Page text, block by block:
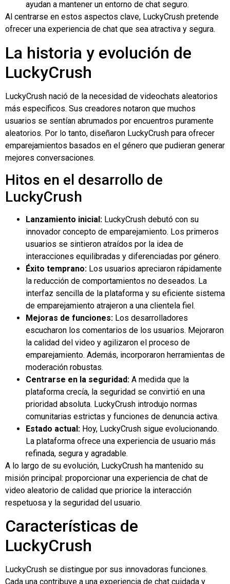
ayudan a mantener un entorno de chat seguro.
Al centrarse en estos aspectos clave, LuckyCrush pretende
ofrecer una experiencia de chat que sea atractiva y segura.
La historia y evolución de
LuckyCrush
LuckyCrush nació de la necesidad de videochats aleatorios
más específicos. Sus creadores notaron que muchos
usuarios se sentían abrumados por encuentros puramente
aleatorios. Por lo tanto, diseñaron LuckyCrush para ofrecer
emparejamientos basados en el género que pudieran generar
mejores conversaciones.
Hitos en el desarrollo de
LuckyCrush
Lanzamiento inicial: LuckyCrush debutó con su
innovador concepto de emparejamiento. Los primeros
usuarios se sintieron atraídos por la idea de
interacciones equilibradas y diferenciadas por género.
Éxito temprano: Los usuarios apreciaron rápidamente
la reducción de comportamientos no deseados. La
interfaz sencilla de la plataforma y su eficiente sistema
de emparejamiento atrajeron a una clientela fiel.
Mejoras de funciones: Los desarrolladores
escucharon los comentarios de los usuarios. Mejoraron
la calidad del video y agilizaron el proceso de
emparejamiento. Además, incorporaron herramientas de
moderación robustas.
Centrarse en la seguridad: A medida que la
plataforma crecía, la seguridad se convirtió en una
prioridad absoluta. LuckyCrush introdujo normas
comunitarias estrictas y funciones de denuncia activa.
Estado actual: Hoy, LuckyCrush sigue evolucionando.
La plataforma ofrece una experiencia de usuario más
refinada, segura y agradable.
A lo largo de su evolución, LuckyCrush ha mantenido su
misión principal: proporcionar una experiencia de chat de
video aleatorio de calidad que priorice la interacción
respetuosa y la seguridad del usuario.
Características de
LuckyCrush
LuckyCrush se distingue por sus innovadoras funciones.
Cada una contribuye a una experiencia de chat cuidada y